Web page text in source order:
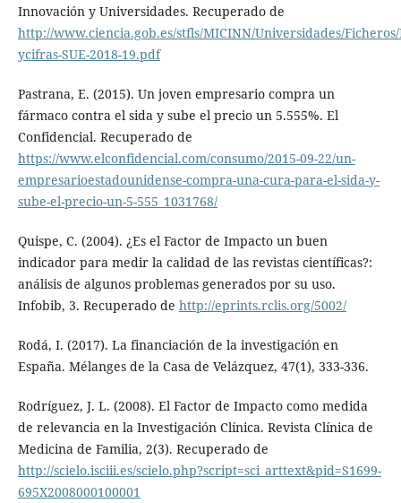
Innovación y Universidades. Recuperado de
http://www.ciencia.gob.es/stfls/MICINN/Universidades/Ficheros/
ycifras-SUE-2018-19.pdf
Pastrana, E. (2015). Un joven empresario compra un
fármaco contra el sida y sube el precio un 5.555%. El
Confidencial. Recuperado de
https://www.elconfidencial.com/consumo/2015-09-22/un-
empresarioestadounidense-compra-una-cura-para-el-sida-y-
sube-el-precio-un-5-555_1031768/
Quispe, C. (2004). ¿Es el Factor de Impacto un buen
indicador para medir la calidad de las revistas científicas?:
análisis de algunos problemas generados por su uso.
Infobib, 3. Recuperado de http://eprints.rclis.org/5002/
Rodá, I. (2017). La financiación de la investigación en
España. Mélanges de la Casa de Velázquez, 47(1), 333-336.
Rodríguez, J. L. (2008). El Factor de Impacto como medida
de relevancia en la Investigación Clínica. Revista Clínica de
Medicina de Familia, 2(3). Recuperado de
http://scielo.isciii.es/scielo.php?script=sci_arttext&pid=S1699-
695X2008000100001